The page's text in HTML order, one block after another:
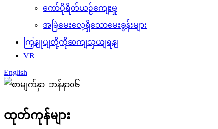
ကော်ပိုရိတ်ယဉ်ကျေးမှု
အမြဲမေးလေ့ရှိသောမေးခွန်းများ
ကြှနျုပျတို့ကိုဆကျသှယျရနျ
VR
English
ထုတ်ကုန်များ